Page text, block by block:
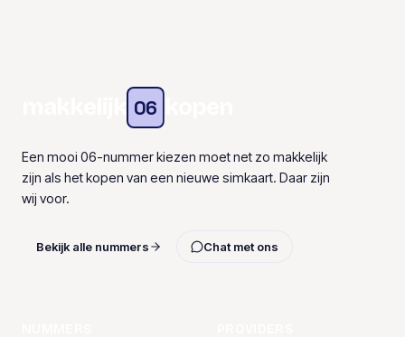
06
Een mooi 06-nummer kiezen moet net zo makkelijk
zijn als het kopen van een nieuwe simkaart. Daar zijn
wij voor.
Bekijk alle nummers Chat met ons